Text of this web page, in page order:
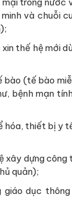
và chuỗi
thế hệ mới
bào (tế bào
bệnh mạn
hóa, thiết bị y
xây dựng
quản);
giáo dục